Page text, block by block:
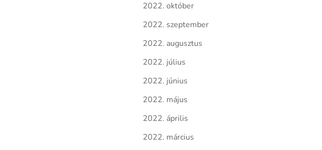
2022. október
2022. szeptember
2022. augusztus
2022. július
2022. június
2022. május
2022. április
2022. március